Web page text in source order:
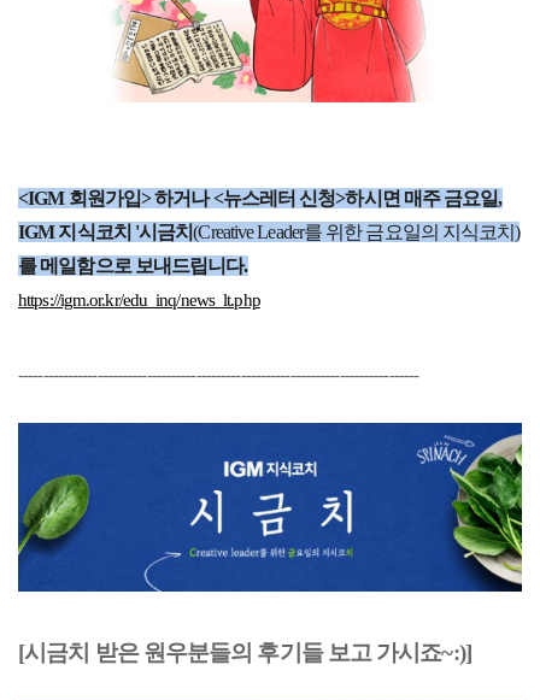
<IGM 회원가입> 하거나 <뉴스레터 신청>하시면 매주 금요일,
IGM 지식코치 '시금치(Creative Leader를 위한 금요일의 지식코치)
를 메일함으로 보내드립니다.
https://igm.or.kr/edu_inq/news_lt.php
---------------------------------------------------------------------------------
[시금치 받은 원우분들의 후기들 보고 가시죠~:)]